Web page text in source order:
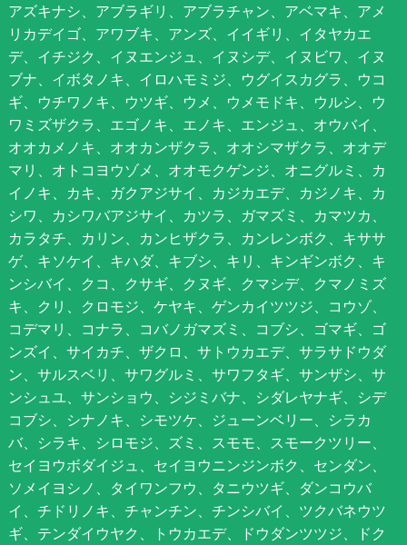
アズキナシ、アブラギリ、アブラチャン、アベマキ、アメ
リカデイゴ、アワブキ、アンズ、イイギリ、イタヤカエ
デ、イチジク、イヌエンジュ、イヌシデ、イヌビワ、イヌ
ブナ、イボタノキ、イロハモミジ、ウグイスカグラ、ウコ
ギ、ウチワノキ、ウツギ、ウメ、ウメモドキ、ウルシ、ウ
ワミズザクラ、エゴノキ、エノキ、エンジュ、オウバイ、
オオカメノキ、オオカンザクラ、オオシマザクラ、オオデ
マリ、オトコヨウゾメ、オオモクゲンジ、オニグルミ、カ
イノキ、カキ、ガクアジサイ、カジカエデ、カジノキ、カ
シワ、カシワバアジサイ、カツラ、ガマズミ、カマツカ、
カラタチ、カリン、カンヒザクラ、カンレンボク、キササ
ゲ、キソケイ、キハダ、キブシ、キリ、キンギンボク、キ
ンシバイ、クコ、クサギ、クヌギ、クマシデ、クマノミズ
キ、クリ、クロモジ、ケヤキ、ゲンカイツツジ、コウゾ、
コデマリ、コナラ、コバノガマズミ、コブシ、ゴマギ、ゴ
ンズイ、サイカチ、ザクロ、サトウカエデ、サラサドウダ
ン、サルスベリ、サワグルミ、サワフタギ、サンザシ、サ
ンシュユ、サンショウ、シジミバナ、シダレヤナギ、シデ
コブシ、シナノキ、シモツケ、ジューンベリー、シラカ
バ、シラキ、シロモジ、ズミ、スモモ、スモークツリー、
セイヨウボダイジュ、セイヨウニンジンボク、センダン、
ソメイヨシノ、タイワンフウ、タニウツギ、ダンコウバ
イ、チドリノキ、チャンチン、チンシバイ、ツクバネウツ
ギ、テンダイウヤク、トウカエデ、ドウダンツツジ、ドク